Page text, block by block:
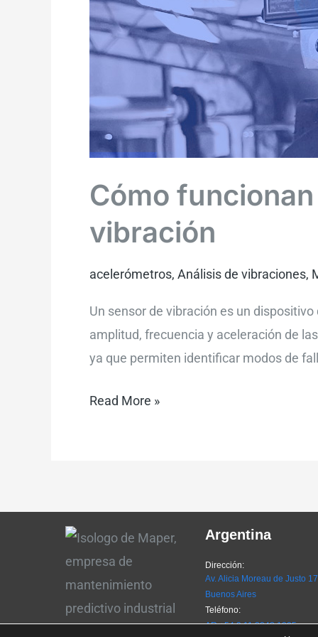
Cómo
vibración
acelerómetros, Análisis de vibraciones,
Un sensor de vibración es un
amplitud, frecuencia y aceleración de
ya que permiten identificar modos de
Read More »
Argentina
Dirección:
Av. Alicia Moreau de Justo
Buenos Aires
Teléfono:
AR+54 9 11 3042 1995